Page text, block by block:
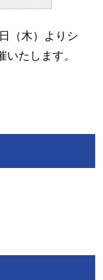
（木）よりシ
たします。